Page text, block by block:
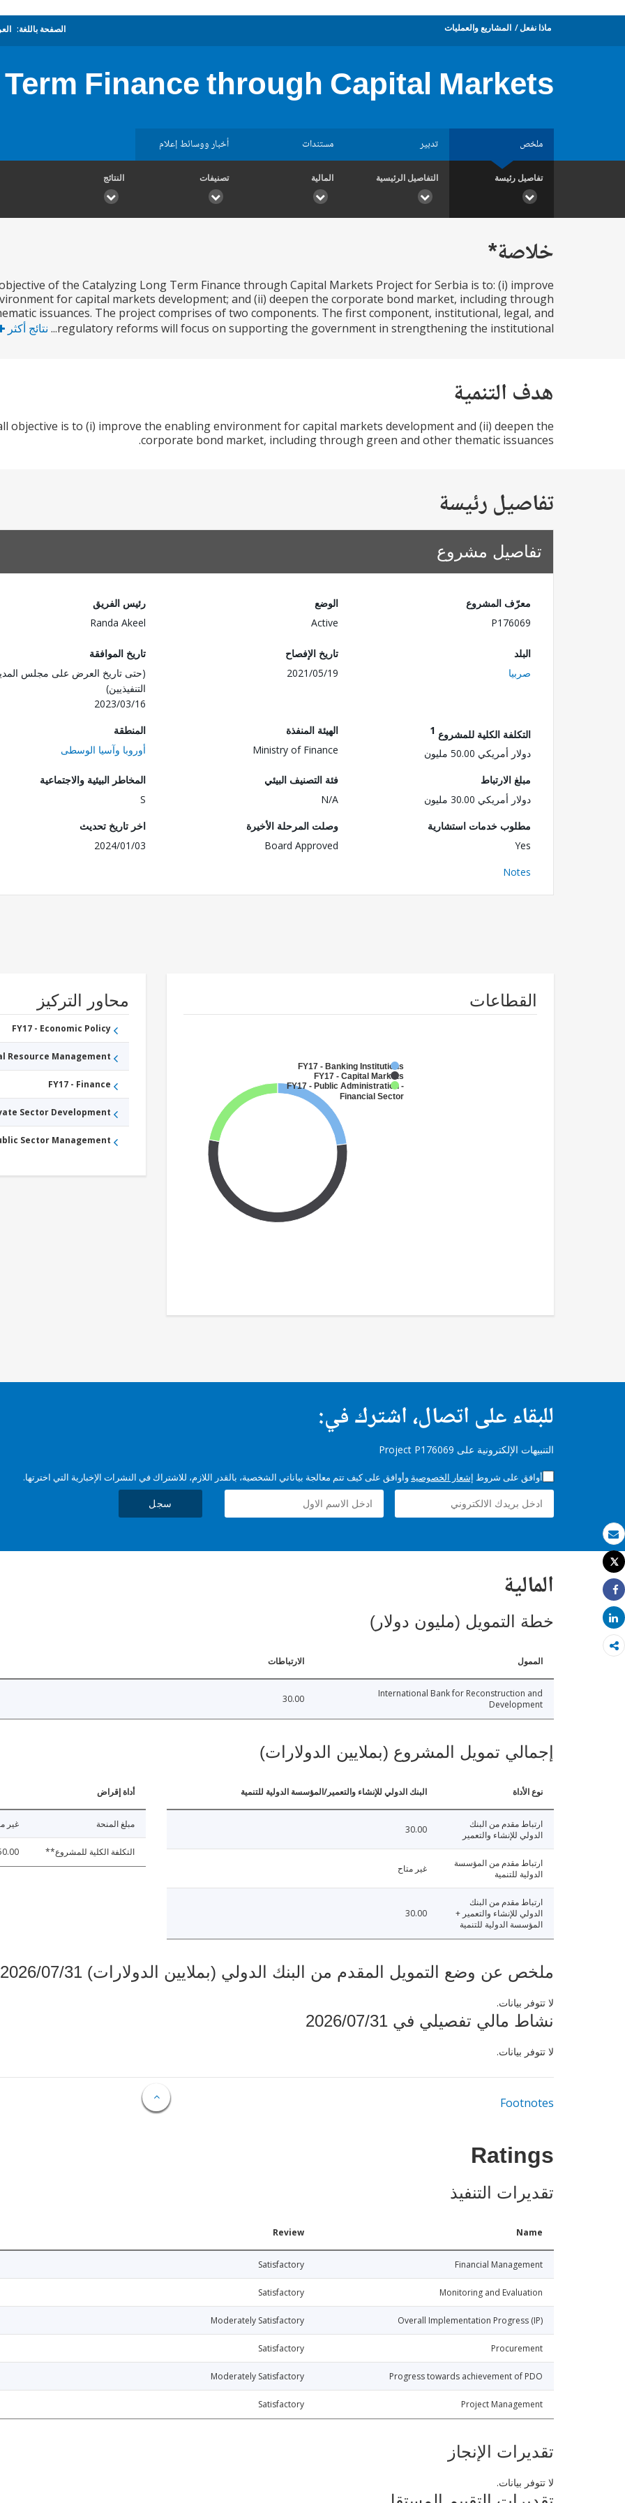
بريد الكتروني
طباعة
Tweet
Share
Share
ماذا نفعل المشاريع والعمليات الصفحة باللغة:
Finance through Capital Markets
ملخص تدبير مستندات أخبار ووسائط إعلام
تفاصيل رئيسة التفاصيل الرئيسية المالية تصنيفات النتائج
خلاصة*
of the Catalyzing Long Term Finance through Capital Markets Project for Serbia is to: (i) improve
for capital markets development; and (ii) deepen the corporate bond market, including through
issuances. The project comprises of two components. The first component, institutional, legal, and
regulatory reforms will focus on supporting the government in strengthening the institutional...
نتائج أكثر
هدف التنمية
objective is to (i) improve the enabling environment for capital markets development and (ii) deepen the
corporate bond market, including through green and other thematic issuances.
تفاصيل رئيسة
تفاصيل مشروع
معرّف المشروع
P176069
الوضع
Active
رئيس الفريق
Randa Akeel
البلد
صربيا
تاريخ الإفصاح
2021/05/19
تاريخ الموافقة
(حتى تاريخ العرض على مجلس
التنفيذيين)
2023/03/16
التكلفة الكلية للمشروع 1
دولار أمريكي 50.00 مليون
الهيئة المنفذة
Ministry of Finance
المنطقة
أوروبا وآسيا الوسطى
مبلغ الارتباط
دولار أمريكي 30.00 مليون
فئة التصنيف البيئي
N/A
المخاطر البيئية والاجتماعية
S
مطلوب خدمات استشارية
Yes
وصلت المرحلة الأخيرة
Board Approved
اخر تاريخ تحديث
2024/01/03
Notes
القطاعات
FY17 - Banking Institutions
FY17 - Capital Markets
FY17 - Public Administration -
Financial Sector
محاور التركيز
FY17 - Economic Policy
Resource Management
FY17 - Finance
Sector Development
Sector Management
للبقاء على اتصال، اشترك في:
التنبيهات الإلكترونية على Project P176069
أوافق على شروط إشعار الخصوصية وأوافق على كيف تتم معالجة بياناتي الشخصية، بالقدر اللازم، للاشتراك في النشرات الإخبارية التي اخترتها.
سجل
المالية
خطة التمويل (مليون دولار)
الممول الارتباطات
International Bank for Reconstruction and
Development
30.00
إجمالي تمويل المشروع (بملايين الدولارات)
نوع الأداة البنك الدولي للإنشاء والتعمير/المؤسسة الدولية للتنمية
ارتباط مقدم من البنك
الدولي للإنشاء والتعمير
30.00
ارتباط مقدم من المؤسسة
الدولية للتنمية
غير متاح
ارتباط مقدم من البنك
الدولي للإنشاء والتعمير +
المؤسسة الدولية للتنمية
30.00
أداة إقراض
مبلغ المنحة غير
التكلفة الكلية للمشروع**
ملخص عن وضع التمويل المقدم من البنك الدولي (بملايين الدولارات) 2026/07/31
لا تتوفر بيانات.
نشاط مالي تفصيلي في 2026/07/31
لا تتوفر بيانات.
Footnotes
Ratings
تقديرات التنفيذ
Name
Review
Financial Management
Satisfactory
Monitoring and Evaluation
Satisfactory
Overall Implementation Progress (IP)
Moderately Satisfactory
Procurement
Satisfactory
Progress towards achievement of PDO
Moderately Satisfactory
Project Management
Satisfactory
تقديرات الإنجاز
لا تتوفر بيانات.